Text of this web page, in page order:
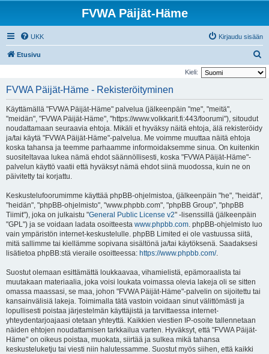
FVWA Päijät-Häme
UKK Kirjaudu sisään
Etusivu
t
Kieli:
FVWA Päijät-Häme - Rekisteröityminen
Käyttämällä "FVWA Päijät-Häme" palvelua (jälkeenpäin "me", "meitä",
"meidän", "FVWA Päijät-Häme", "https://www.volkkarit.fi:443/foorumi"), sitoudut
noudattamaan seuraavia ehtoja. Mikäli et hyväksy näitä ehtoja, älä rekisteröidy
ja/tai käytä "FVWA Päijät-Häme"-palvelua. Me voimme muuttaa näitä ehtoja
koska tahansa ja teemme parhaamme informoidaksemme sinua. On kuitenkin
suositeltavaa lukea nämä ehdot säännöllisesti, koska "FVWA Päijät-Häme"-
palvelun käyttö vaatii että hyväksyt nämä ehdot siinä muodossa, kuin ne on
päivitetty tai korjattu.
Keskustelufoorumimme käyttää phpBB-ohjelmistoa, (jälkeenpäin "he", "heidät",
"heidän", "phpBB-ohjelmisto", "www.phpbb.com", "phpBB Group", "phpBB
Tiimit"), joka on julkaistu "General Public License v2" -lisenssillä (jälkeenpäin
"GPL") ja se voidaan ladata osoitteesta www.phpbb.com. phpBB-ohjelmisto luo
vain ympäristön internet-keskustelulle. phpBB Limited ei ole vastuussa siitä,
mitä sallimme tai kiellämme sopivana sisältönä ja/tai käytöksenä. Saadaksesi
lisätietoa phpBB:stä vieraile osoitteessa: https://www.phpbb.com/.
Suostut olemaan esittämättä loukkaavaa, vihamielistä, epämoraalista tai
muutakaan materiaalia, joka voisi loukata voimassa olevia lakeja oli se sitten
omassa maassasi, se maa, johon "FVWA Päijät-Häme"-palvelin on sijoitettu tai
kansainvälisiä lakeja. Toimimalla tätä vastoin voidaan sinut välittömästi ja
lopullisesti poistaa järjestelmän käyttäjistä ja tarvittaessa internet-
yhteydentarjoajaasi otetaan yhteyttä. Kaikkien viestien IP-osoite tallennetaan
näiden ehtojen noudattamisen tarkkailua varten. Hyväksyt, että "FVWA Päijät-
Häme" on oikeus poistaa, muokata, siirtää ja sulkea mikä tahansa
keskusteluketju tai viesti niin halutessamme. Suostut myös siihen, että kaikki